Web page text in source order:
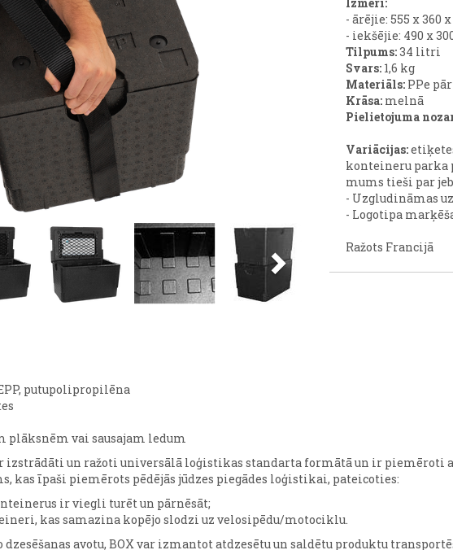
Next
- ārējie: 555 x 360
- iekšējie: 490 x
Tilpums:34 litri
Svars: 1,6 kg
Materiāls: PPe
Krāsa: melnā
Pielietojuma
Variācijas:
konteineru
mums tieši par
- Uzgludināmas
- Logotipa
Ražots Francijā
putupolipropilēna
vai sausajam ledum
izstrādāti un ražoti universālā loģistikas standarta formātā un ir
kas īpaši piemērots pēdējās jūdzes piegādes loģistikai, pateicoties:
ir viegli turēt un pārnēsāt;
kas samazina kopējo slodzi uz velosipēdu/motociklu.
avotu, BOX var izmantot atdzesētu un saldētu produktu